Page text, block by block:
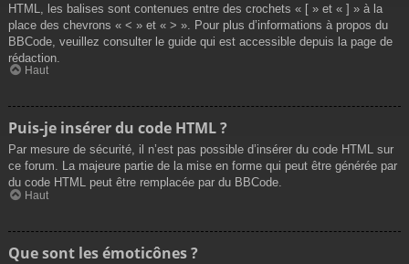
HTML, les balises sont contenues entre des crochets « [ » et « ] » à la
place des chevrons « < » et « > ». Pour plus d’informations à propos du
BBCode, veuillez consulter le guide qui est accessible depuis la page de
rédaction.
Haut
Puis-je insérer du code HTML ?
Par mesure de sécurité, il n’est pas possible d’insérer du code HTML sur
ce forum. La majeure partie de la mise en forme qui peut être générée par
du code HTML peut être remplacée par du BBCode.
Haut
Que sont les émoticônes ?